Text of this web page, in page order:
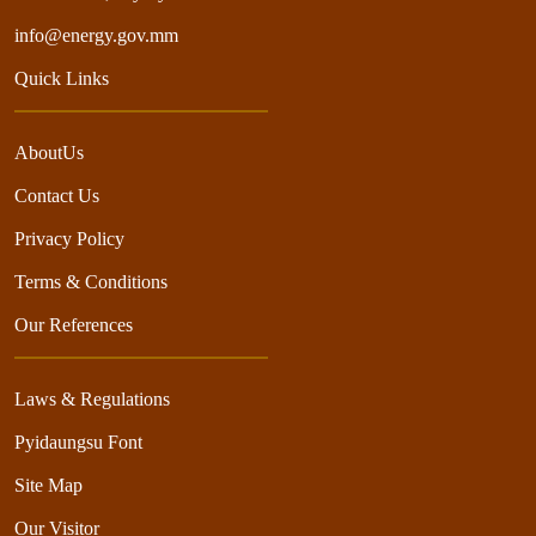
info@energy.gov.mm
Quick Links
AboutUs
Contact Us
Privacy Policy
Terms & Conditions
Our References
Laws & Regulations
Pyidaungsu Font
Site Map
Our Visitor